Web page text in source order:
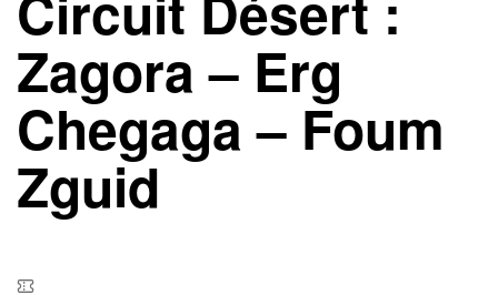
Zagora – Erg
Chegaga – Foum
Zguid